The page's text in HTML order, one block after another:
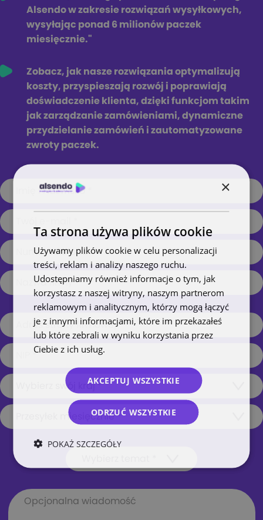
Alsendo w zakresie rozwiązań wysyłkowych,
wysyłając ponad 6 milionów paczek
miesięcznie."
Zobacz, jak nasze rozwiązania optymalizują
koszty, przyspieszają rozwój i poprawiają
doświadczenie klienta, dzięki funkcjom takim
jak zarządzanie zamówieniami, dynamiczne
przydzielanie zamówień i zautomatyzowane
zwroty paczek.
×
Ta strona używa plików cookie
Używamy plików cookie w celu personalizacji
treści, reklam i analizy naszego ruchu.
Udostępniamy również informacje o tym, jak
korzystasz z naszej witryny, naszym partnerom
reklamowym i analitycznym, którzy mogą łączyć
je z innymi informacjami, które im przekazałeś
lub które zebrali w wyniku korzystania przez
Ciebie z ich usług.
AKCEPTUJ WSZYSTKIE
ODRZUĆ WSZYSTKIE
POKAŻ SZCZEGÓŁY